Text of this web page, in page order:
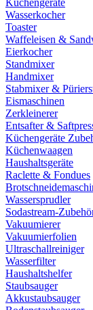
Küchengeräte
Wasserkocher
Toaster
Waffeleisen &
Eierkocher
Standmixer
Handmixer
Stabmixer &
Eismaschinen
Zerkleinerer
Entsafter &
Küchengeräte
Küchenwaagen
Haushaltsgeräte
Raclette & Fondues
Wassersprudler
Sodastream-
Vakuumierer
Vakuumierfolien
Ultraschallreiniger
Wasserfilter
Haushaltshelfer
Staubsauger
Akkustaubsauger